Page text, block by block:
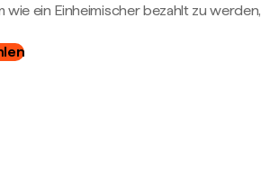
wie ein Einheimischer bezahlt zu werden,